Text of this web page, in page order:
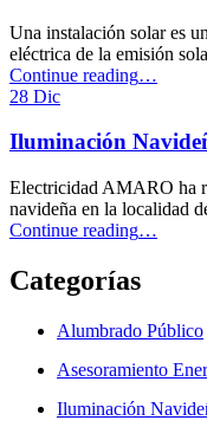
Una instalación solar es
eléctrica de la emisión
Continue reading…
28 Dic
Iluminación
Electricidad AMARO ha
navideña en la localidad
Continue reading
Muela”
…
Categorías
Alumbrado Público
Asesoramiento
Iluminación